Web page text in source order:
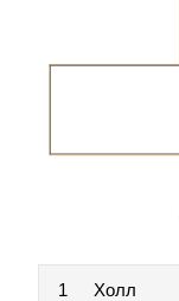
1 Холл